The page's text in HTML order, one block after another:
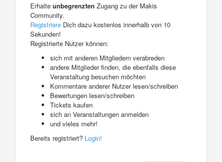
Erhalte unbegrenzten Zugang zu der Makis
Community.
Registriere Dich dazu kostenlos innerhalb von 10
Sekunden!
Registrierte Nutzer können:
sich mit anderen Mitgliedern verabreden
andere Mitglieder finden, die ebenfalls diese
Veranstaltung besuchen möchten
Kommentare anderer Nutzer lesen/schreiben
Bewertungen lesen/schreiben
Tickets kaufen
sich an Veranstaltungen anmelden
und vieles mehr!
Bereits registriert? Login!